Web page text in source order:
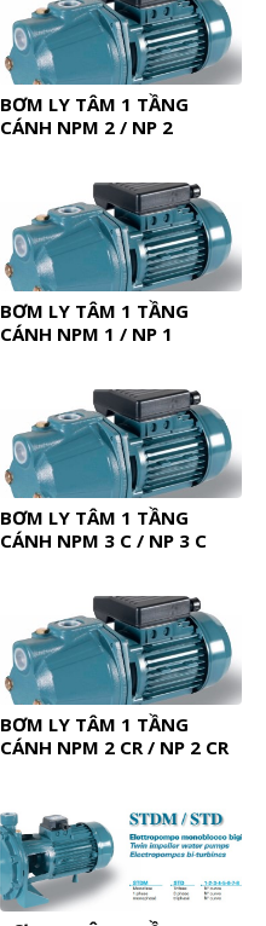
BƠM LY TÂM 1 TẦNG
CÁNH NPM 2 / NP 2
BƠM LY TÂM 1 TẦNG
CÁNH NPM 1 / NP 1
BƠM LY TÂM 1 TẦNG
CÁNH NPM 3 C / NP 3 C
BƠM LY TÂM 1 TẦNG
CÁNH NPM 2 CR / NP 2 CR